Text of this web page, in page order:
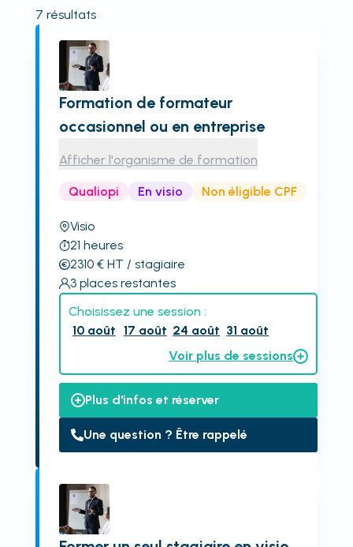
7 résultats
Formation de formateur
occasionnel ou en entreprise
Afficher l'organisme de formation
Qualiopi En visio Non éligible CPF
Visio
21 heures
2310€ HT / stagiaire
3 places restantes
Choisissez une session :
10 août 17 août 24 août 31 août
Voir plus de sessions
Plus d'infos et réserver
Une question ? Être rappelé